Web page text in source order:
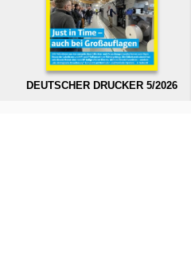
DEUTSCHER DRUCKER 5/2026